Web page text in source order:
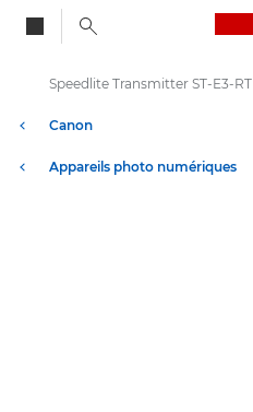
Canon
Appareils photo numériques
Speedlite Transmitter ST-E3-RT